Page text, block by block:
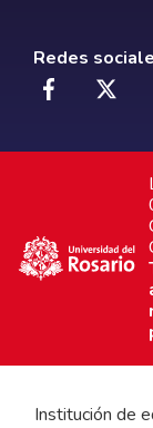
Redes
Institución de